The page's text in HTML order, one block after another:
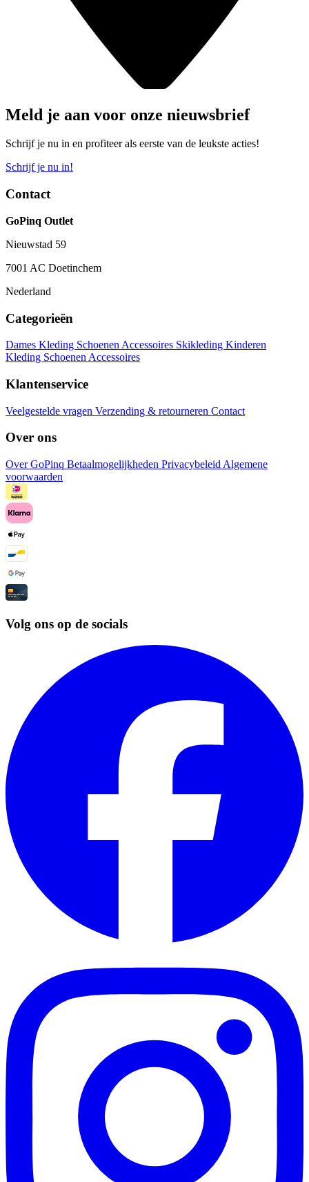
Meld je aan voor onze nieuwsbrief
Schrijf je nu in en profiteer als eerste van de leukste acties!
Schrijf je nu in!
Contact
GoPinq Outlet
Nieuwstad 59
7001 AC Doetinchem
Nederland
Categorieën
Dames Kleding Schoenen Accessoires Skikleding Kinderen
Kleding Schoenen Accessoires
Klantenservice
Veelgestelde vragen Verzending & retourneren Contact
Over ons
Over GoPinq Betaalmogelijkheden Privacybeleid Algemene
voorwaarden
Volg ons op de socials